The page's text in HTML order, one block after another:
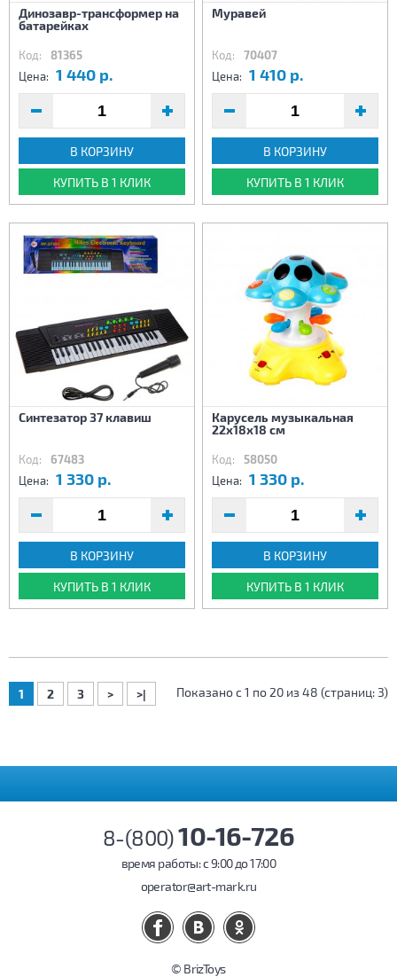
Динозавр-трансформер на
батарейках
Код: 81365
Цена: 1 440 р.
В КОРЗИНУ
КУПИТЬ В 1 КЛИК
Муравей
Код: 70407
Цена: 1 410 р.
В КОРЗИНУ
КУПИТЬ В 1 КЛИК
Синтезатор 37 клавиш
Код: 67483
Цена: 1 330 р.
В КОРЗИНУ
КУПИТЬ В 1 КЛИК
Карусель музыкальная
22х18х18 см
Код: 58050
Цена: 1 330 р.
В КОРЗИНУ
КУПИТЬ В 1 КЛИК
1 2 3 > >| Показано с 1 по 20 из 48 (страниц: 3)
8-(800)10-16-726
время работы: c 9:00 до 17:00
operator@art-mark.ru
© BrizToys